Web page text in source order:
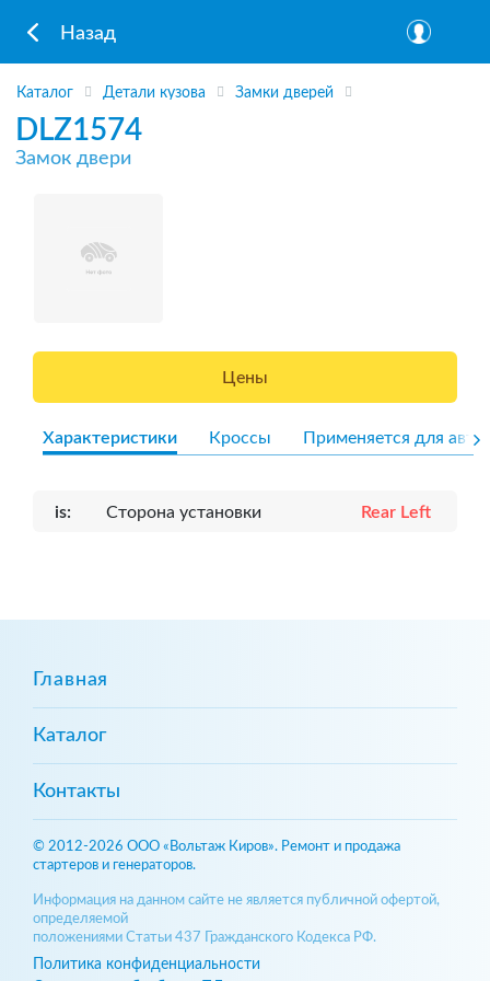
Назад
Каталог Детали кузова Замки дверей
DLZ1574
Замок двери
Цены
Характеристики Кроссы Применяется для авто
is: Сторона установки Rear Left
Главная
Каталог
Контакты
© 2012-2026 ООО «Вольтаж Киров». Ремонт и продажа
стартеров и генераторов.
Информация на данном сайте не является публичной офертой,
определяемой
положениями Статьи 437 Гражданского Кодекса РФ.
Политика конфиденциальности